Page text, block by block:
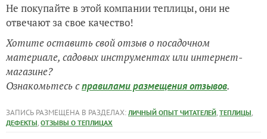
Не покупайте в этой компании теплицы, они не
отвечают за свое качество!
Хотите оставить свой отзыв о посадочном
материале, садовых инструментах или интернет-
магазине?
Ознакомьтесь справилами размещения отзывов.
ЗАПИСЬ РАЗМЕЩЕНА В РАЗДЕЛАХ: ЛИЧНЫЙ ОПЫТ ЧИТАТЕЛЕЙ, ТЕПЛИЦЫ,
ДЕФЕКТЫ, ОТЗЫВЫ О ТЕПЛИЦАХ